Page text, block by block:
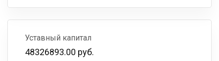
Уставный капитал
48326893.00 руб.